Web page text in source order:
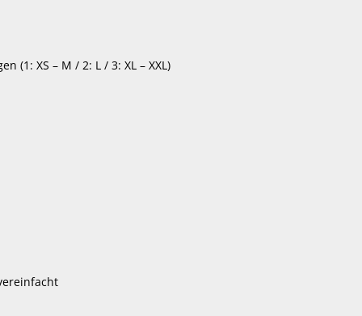
(1: XS – M / 2: L / 3: XL – XXL)